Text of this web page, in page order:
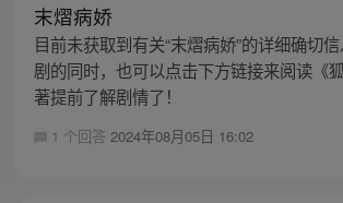
末熠病娇
目前未获取到有关“末熠病娇”的详细确切
剧的同时，也可以点击下方链接来阅读《
著提前了解剧情了！
1 个回答 2024年08月05日 16:02